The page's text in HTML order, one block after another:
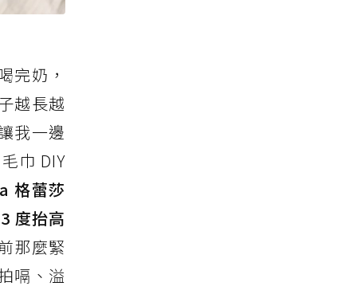
完奶，
越長越
我一邊
巾 DIY
格蕾莎
度抬高
那麼緊
嗝、溢